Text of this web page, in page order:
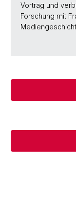
Vortrag und
Forschung mit